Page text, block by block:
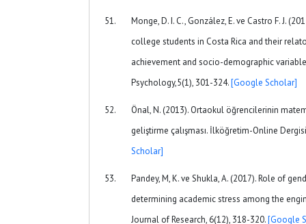
Monge, D. I. C., González, E. ve Castro F. J.
college students in Costa Rica and their
achievement and socio-demographic
Psychology,5(1), 301-324.[Google Scholar]
Önal, N. (2013). Ortaokul öğrencilerinin
geliştirme çalışması. İlköğretim-Online
Scholar]
Pandey, M, K. ve Shukla, A. (2017). Role of
determining academic stress among the
Journal of Research, 6(12), 318-320.[Google